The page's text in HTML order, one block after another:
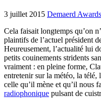
3 juillet 2015 Demaerd
Cela faisait longtemps qu’on
plaintifs de l’actuel président
Heureusement, l’actualité lui
petits couinements stridents
vraiment : en pleine forme,
entretenir sur la météo, la
celle qu’il mène et qu’il nous
radiophonique pulsant de